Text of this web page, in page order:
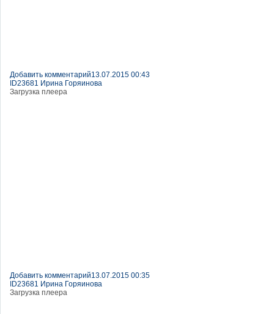
Добавить комментарий13.07.2015 00:43
ID23681 Ирина Горяинова
Загрузка плеера
Добавить комментарий13.07.2015 00:35
ID23681 Ирина Горяинова
Загрузка плеера